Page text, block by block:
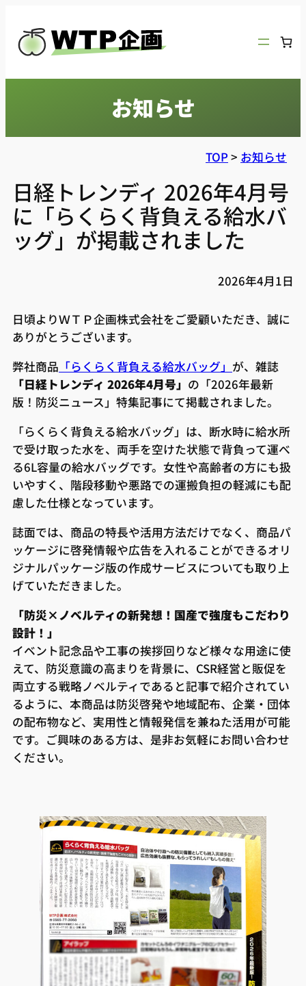
お知らせ
TOP > お知らせ
日経トレンディ 2026年4月号
に「らくらく背負える給水バ
ッグ」が掲載されました
2026年4月1日
日頃よりＷＴＰ企画株式会社をご愛顧いただき、誠に
ありがとうございます。
弊社商品 「らくらく背負える給水バッグ」 が、雑誌
「日経トレンディ 2026年4月号」 の「2026年最新
版！防災ニュース」特集記事にて掲載されました。
「らくらく背負える給水バッグ」は、断水時に給水所
で受け取った水を、両手を空けた状態で背負って運べ
る6L容量の給水バッグです。女性や高齢者の方にも扱
いやすく、階段移動や悪路での運搬負担の軽減にも配
慮した仕様となっています。
誌面では、商品の特長や活用方法だけでなく、商品パ
ッケージに啓発情報や広告を入れることができるオリ
ジナルパッケージ版の作成サービスについても取り上
げていただきました。
「防災×ノベルティの新発想！国産で強度もこだわり
設計！」
イベント記念品や工事の挨拶回りなど様々な用途に使
えて、防災意識の高まりを背景に、CSR経営と販促を
両立する戦略ノベルティであると記事で紹介されてい
るように、本商品は防災啓発や地域配布、企業・団体
の配布物など、実用性と情報発信を兼ねた活用が可能
です。ご興味のある方は、是非お気軽にお問い合わせ
ください。